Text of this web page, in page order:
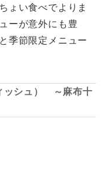
ょい食べでよりま
ーが意外にも豊
季節限定メニュー
ッシュ） ～麻布十